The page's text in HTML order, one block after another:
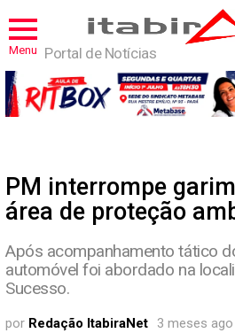
Menu Portal de Notícias
PM interrompe
área de proteção
Após acompanhamento tático
automóvel foi abordado na
Sucesso.
por Redação ItabiraNet 3 meses ago